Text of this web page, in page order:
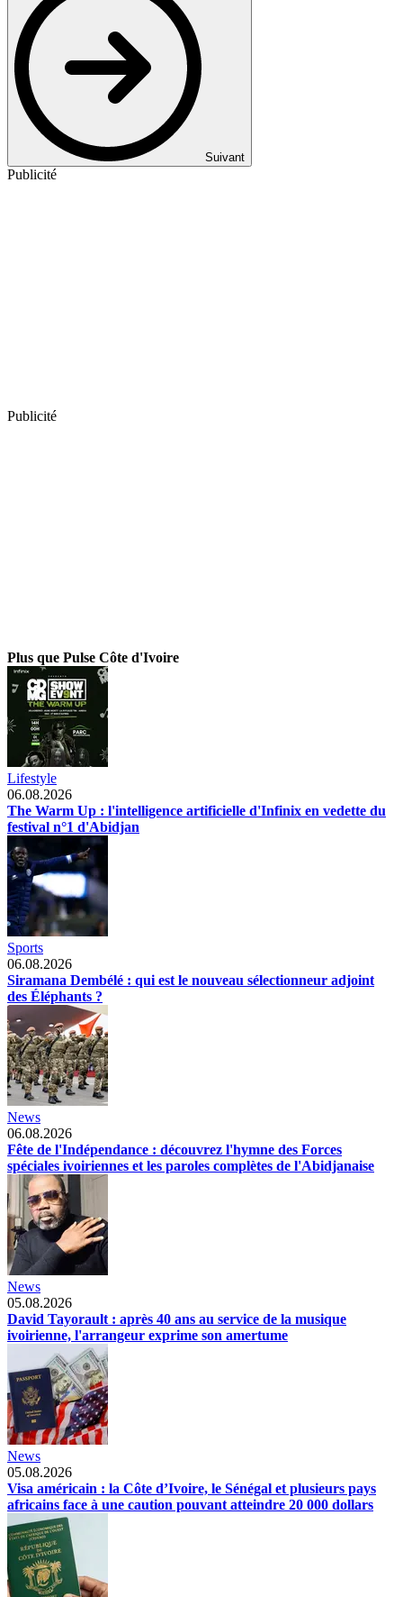
Suivant
Publicité
Publicité
Plus que Pulse Côte d'Ivoire
Lifestyle
06.08.2026
The Warm Up : l'intelligence artificielle d'Infinix en vedette du
festival n°1 d'Abidjan
Sports
06.08.2026
Siramana Dembélé : qui est le nouveau sélectionneur adjoint
des Éléphants ?
News
06.08.2026
Fête de l'Indépendance : découvrez l'hymne des Forces
spéciales ivoiriennes et les paroles complètes de l'Abidjanaise
News
05.08.2026
David Tayorault : après 40 ans au service de la musique
ivoirienne, l'arrangeur exprime son amertume
News
05.08.2026
Visa américain : la Côte d’Ivoire, le Sénégal et plusieurs pays
africains face à une caution pouvant atteindre 20 000 dollars